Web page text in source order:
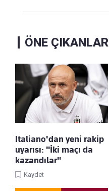
ÖNE ÇIKANLAR
Italiano'dan yeni rakip
uyarısı: "İki maçı da
kazandılar"
Kaydet